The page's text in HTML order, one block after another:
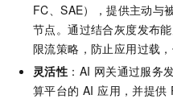
FC、SAE），提供主动与
节点。通过结合灰度发布
限流策略，防止应用过载，
灵活性 ：AI 网关通过服务
算平台的 AI 应用，并提供